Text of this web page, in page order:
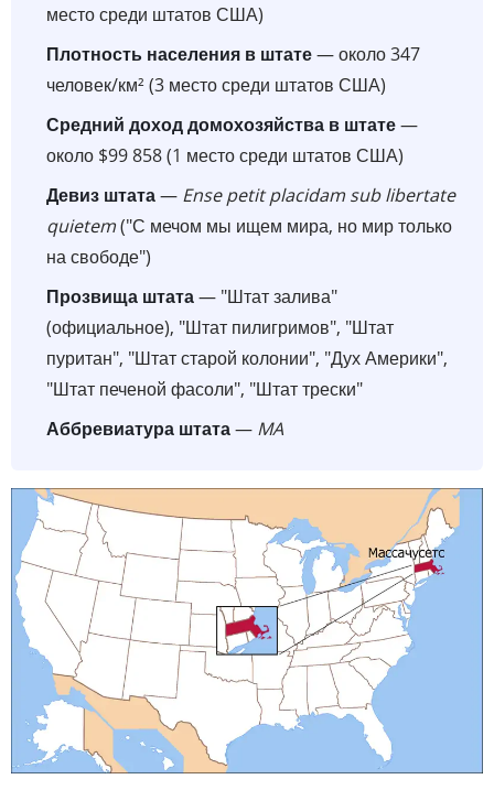
место среди штатов США)
Плотность населения в штате— около 347
человек/км² (3 место среди штатов США)
Средний доход домохозяйства в штате—
около $99 858 (1 место среди штатов США)
Девиз штата— Ense petit placidam sub libertate
quietem("С мечом мы ищем мира, но мир только
на свободе")
Прозвища штата— "Штат залива"
(официальное), "Штат пилигримов", "Штат
пуритан", "Штат старой колонии", "Дух Америки",
"Штат печеной фасоли", "Штат трески"
Аббревиатура штата— MA